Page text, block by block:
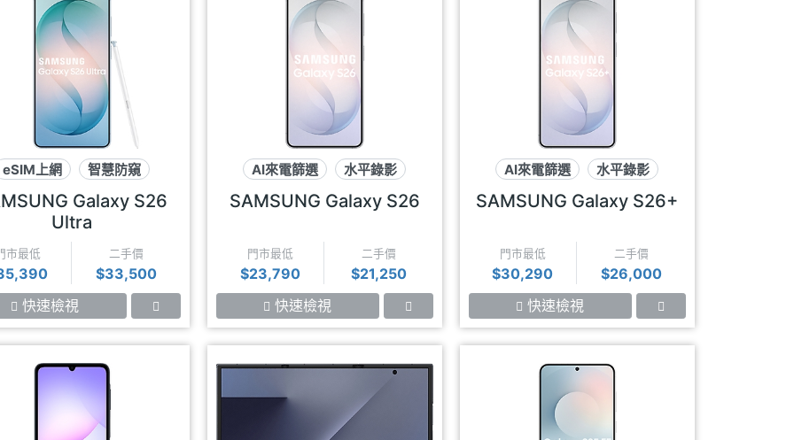
eSIM上網
智慧防窺
SPenGalaxy S26
Ultra
市最低 二手價
$33,500
快速檢視
AI來電篩選
水平錄影
eSIM上網
SAMSUNG Galaxy S26
門市最低
$23,790
二手價
$21,250
快速檢視
AI來電篩選
水平錄影
eSIM上網
SAMSUNG Galaxy S26+
門市最低
$30,290
二手價
$26,000
快速檢視